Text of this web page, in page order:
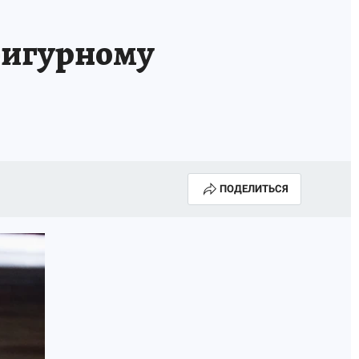
ЗАДАЙ ВОПРОС ГАИ
ГОВОРЯТ ЗВЕЗДЫ ПОДЕЛИТЬСЯ